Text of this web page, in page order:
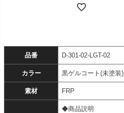
品番 D-301-02-LGT-02
カラー 黒ゲルコート(未塗装)
素材 FRP
◆商品説明